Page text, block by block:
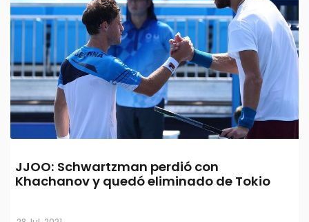
JJOO: Schwartzman perdió con
Khachanov y quedó eliminado de Tokio